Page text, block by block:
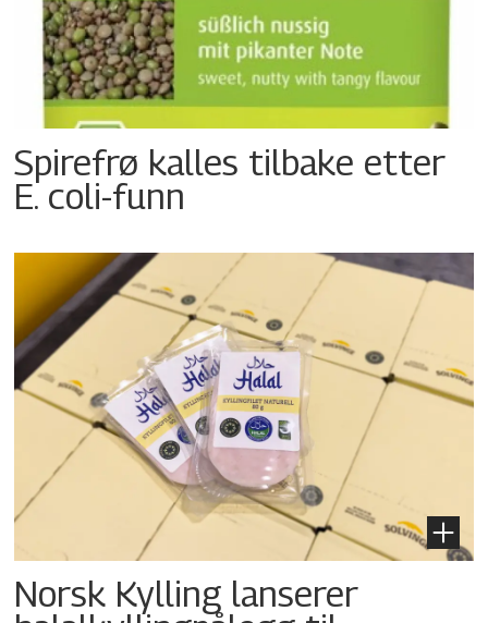
Spirefrø kalles tilbake etter
E. coli-funn
Norsk Kylling lanserer